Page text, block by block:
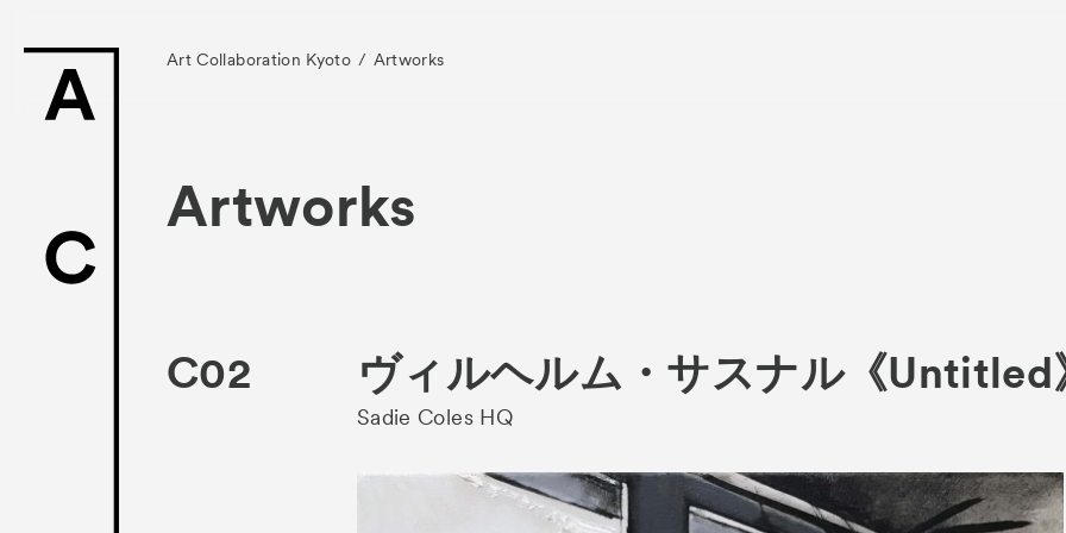
Art Collaboration Kyoto Artworks
- Gallery Collaborations
- Kyoto Meetings
Artworks 作品一覧
Partners パ
Contact お
Artworks
C02 ヴィルヘルム・サスナル《Untitled
Sadie Coles HQ